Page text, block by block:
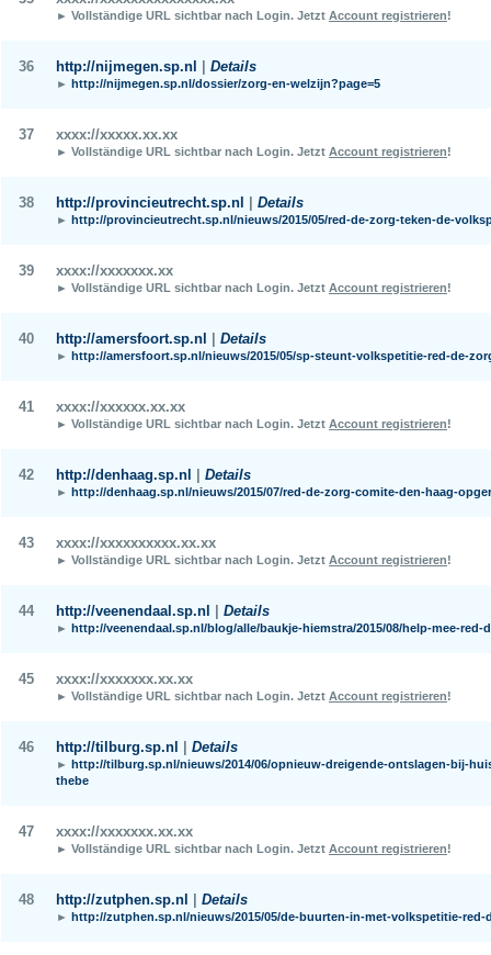
► Vollständige URL sichtbar nach Login. Jetzt Account registrieren!
36 http://nijmegen.sp.nl Details
► http://nijmegen.sp.nl/dossier/zorg-en-welzijn?page=5
37 xxxx://xxxxx.xx.xx
► Vollständige URL sichtbar nach Login. Jetzt Account registrieren!
38 http://provincieutrecht.sp.nl Details
► http://provincieutrecht.sp.nl/nieuws/2015/05/red-de-zorg-teken-de-
39 xxxx://xxxxxxx.xx
► Vollständige URL sichtbar nach Login. Jetzt Account registrieren!
40 http://amersfoort.sp.nl Details
► http://amersfoort.sp.nl/nieuws/2015/05/sp-steunt-volkspetitie-red-de-
41 xxxx://xxxxxx.xx.xx
► Vollständige URL sichtbar nach Login. Jetzt Account registrieren!
42 http://denhaag.sp.nl Details
► http://denhaag.sp.nl/nieuws/2015/07/red-de-zorg-comite-den-haag-
43 xxxx://xxxxxxxxxx.xx.xx
► Vollständige URL sichtbar nach Login. Jetzt Account registrieren!
44 http://veenendaal.sp.nl Details
► http://veenendaal.sp.nl/blog/alle/baukje-hiemstra/2015/08/help-mee-red-
45 xxxx://xxxxxxx.xx.xx
► Vollständige URL sichtbar nach Login. Jetzt Account registrieren!
46 http://tilburg.sp.nl Details
► http://tilburg.sp.nl/nieuws/2014/06/opnieuw-dreigende-ontslagen-bij-
thebe
47 xxxx://xxxxxxx.xx.xx
► Vollständige URL sichtbar nach Login. Jetzt Account registrieren!
48 http://zutphen.sp.nl Details
► http://zutphen.sp.nl/nieuws/2015/05/de-buurten-in-met-volkspetitie-red-